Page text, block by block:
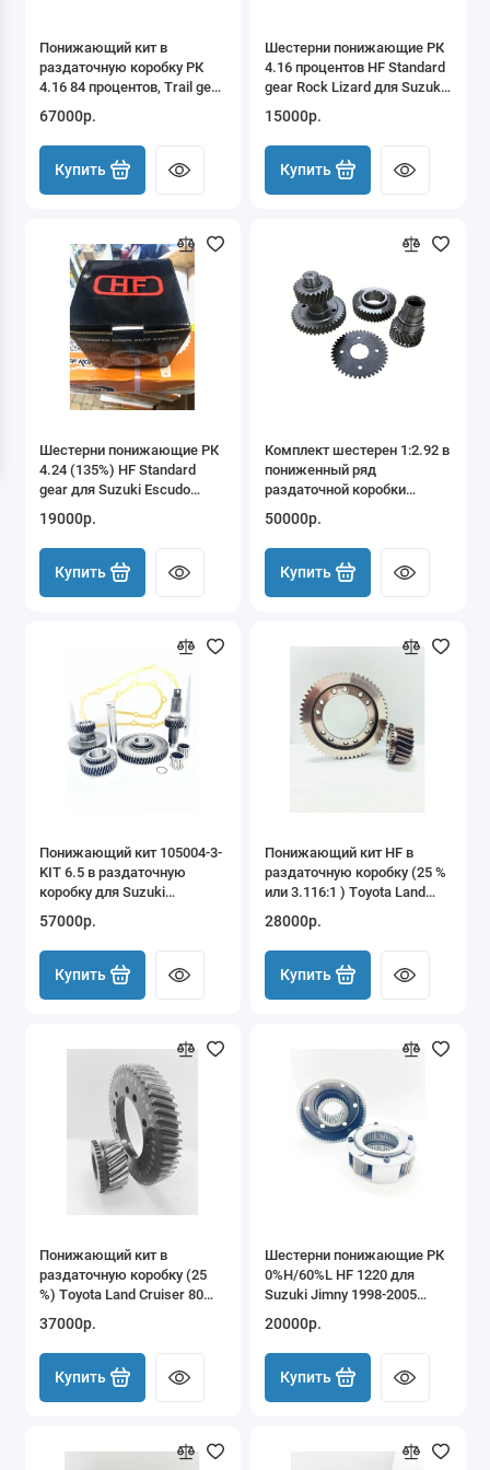
Понижающий кит в
раздаточную коробку РК
4.16 84 процентов, Trail gear
Jimny JA11 JA12 JA71
67000р.
Купить
Шестерни понижающие РК
4.16 процентов HF Standard
gear Rock Lizard для Suzuki
15000р.
Купить
Шестерни понижающие РК
4.24 (135%) HF Standard
gear для Suzuki Escudo
19000р.
Купить
Комплект шестерен 1:2.92 в
пониженный ряд
раздаточной коробки
50000р.
Купить
Понижающий кит 105004-3-
KIT 6.5 в раздаточную
коробку для Suzuki
понижение прямой и 186%
понижение пониженной
57000р.
Купить
Понижающий кит HF в
раздаточную коробку (25 %
или 3.116:1 ) Тoyota Land
28000р.
Купить
Понижающий кит в
раздаточную коробку (25
%) Тoyota Land Cruiser 80
37000р.
Купить
Шестерни понижающие РК
0%H/60%L HF 1220 для
Suzuki Jimny 1998-2005
механическим
управлением 4WD
20000р.
Купить